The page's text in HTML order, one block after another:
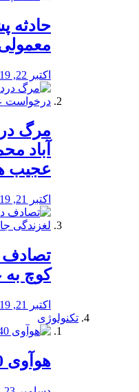
️حادثه
اکتبر 22, 2019
مرگ
آباد
عجیب
اکتبر 21, 2019
تصادف
کوچ به
اکتبر 21, 2019
تکنولوژی
هوآوی P40 لایت احتمالا موبا